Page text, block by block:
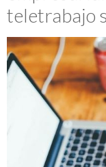
teletrabajo